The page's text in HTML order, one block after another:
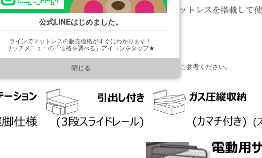
※下画像は他商品のイメージ画像です。
ステーション、ＢＯＸ、ガス収納のデザインの違いをご参考ください。
公式LINEはじめました。
ラインでマットレスの販売価格がすぐにわかります！
リッチメニューの「価格を調べる」アイコンをタップ★
https://line.me/R/ti/p/@901ptzjz
閉じる